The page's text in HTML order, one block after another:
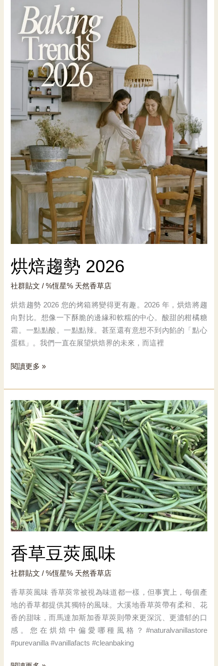
烘焙趨勢 2026
社群貼文 / %恆星% 天然香草店
烘焙趨勢 2026 您的烤箱將變得更有趣。2026 年，烘焙將趨
向對比。想像一下酥脆的邊緣和軟糯的中心。酸甜的柑橘糖
霜。一點點酸。一點點辣。甚至還有意想不到內餡的「點心
蛋糕」。我們一直在展望烘焙界的未來，而這裡
烘
趨
勢
2026
閱讀更多 »
香草豆莢風味
社群貼文 / %恆星% 天然香草店
香草莢風味 香草莢常被視為味道都一樣，但事實上，每個產
地的香草都提供其獨特的風味。大溪地香草莢帶有柔和、花
香的甜味，而馬達加斯加香草莢則帶來更深沉、更濃郁的口
感。您在烘焙中偏愛哪種風格？#naturalvanillastore
#purevanilla #vanillafacts #cleanbaking